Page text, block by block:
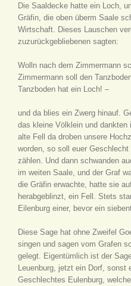
Die Saaldecke hatte ein Loch,
Gräfin, die oben überm Saale
Wirtschaft. Dieses Lauschen
zuzurückgebliebenen sagten:
Wolln nach dem Zimmermann
Zimmermann soll den
Tanzboden hat ein Loch! –
und da blies ein Zwerg hinauf.
das kleine Völklein und dankten
alte Fell da droben unsere
worden, so soll euer
zählen. Und dann schwanden
im weiten Saale, und der Graf
die Gräfin erwachte, hatte sie
herabgeblinzt, ein Fell. Stets
Eilenburg einer, bevor ein
Diese Sage hat ohne Zweifel
singen und sagen vom Grafen
gelegt. Eigentümlich ist der
Leuenburg, jetzt ein Dorf,
Geschlechtes Eulenburg,